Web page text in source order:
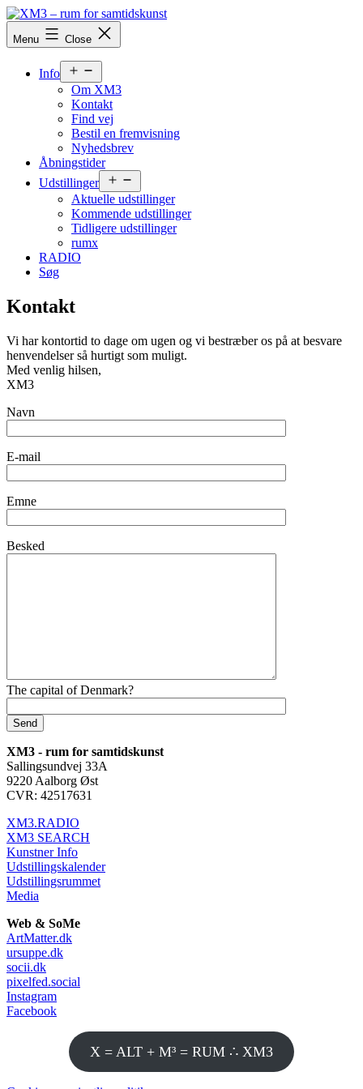
Skip
to
content
XM3
samtidskunst
Menu Close
Info
menu
Om XM3
Kontakt
Find vej
Bestil en fremvisning
Nyhedsbrev
Åbningstider
Udstillinger
menu
Aktuelle udstillinger
Kommende udstillinger
Tidligere udstillinger
rumx
RADIO
Søg
Kontakt
Vi har kontortid to dage om ugen og vi bestræber os på at besvare
henvendelser så hurtigt som muligt.
Med venlig hilsen,
XM3
Navn
E-mail
Emne
Besked
The capital of Denmark?
XM3 - rum for samtidskunst
Sallingsundvej 33A
9220 Aalborg Øst
CVR: 42517631
XM3.RADIO
XM3 SEARCH
Kunstner Info
Udstillingskalender
Udstillingsrummet
Media
Web & SoMe
ArtMatter.dk
ursuppe.dk
socii.dk
pixelfed.social
Instagram
Facebook
X = ALT + M³ = RUM ∴ XM3